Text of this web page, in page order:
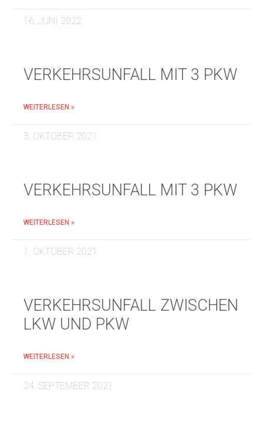
16. JUNI 2022
VERKEHRSUNFALL MIT 3 PKW
WEITERLESEN »
3. OKTOBER 2021
VERKEHRSUNFALL MIT 3 PKW
WEITERLESEN »
1. OKTOBER 2021
VERKEHRSUNFALL ZWISCHEN
LKW UND PKW
WEITERLESEN »
24. SEPTEMBER 2021